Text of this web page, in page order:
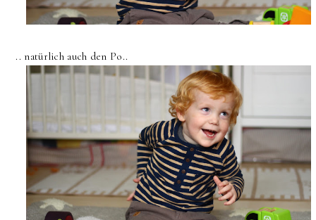
.. natürlich auch den Po..